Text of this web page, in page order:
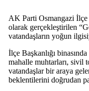
AK Parti Osmangazi İlçe
olarak gerçekleştirilen
vatandaşların yoğun
İlçe Başkanlığı
mahalle muhtarları, sivil
vatandaşlar bir araya
beklentilerini doğrudan